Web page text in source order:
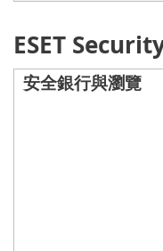
ESET
安全銀行與瀏覽